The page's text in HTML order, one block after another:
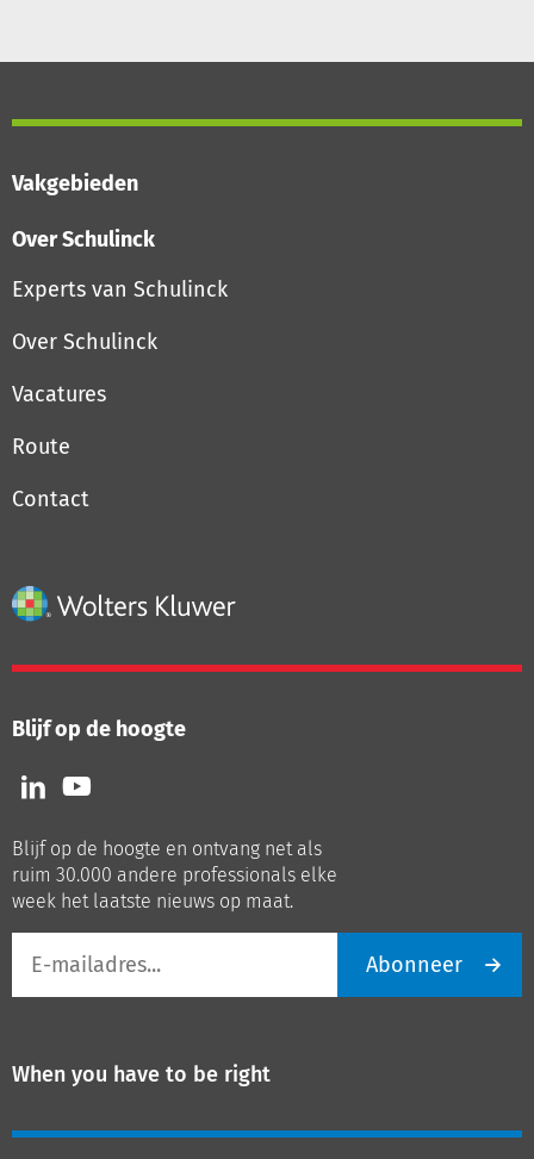
Vakgebieden
Over Schulinck
Experts van Schulinck
Over Schulinck
Vacatures
Route
Contact
Blijf op de hoogte
Volg
ons
LinkedIn
Volg
ons
Youtube
Blijf op de hoogte en ontvang net als
ruim 30.000 andere professionals elke
week het laatste nieuws op maat.
mailadres
Abonneer
When you have to be right